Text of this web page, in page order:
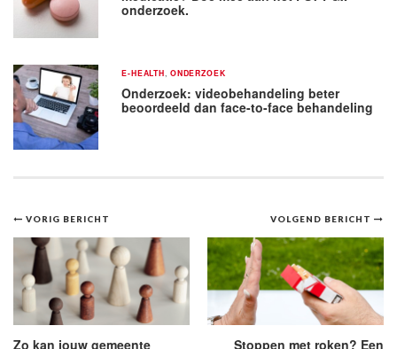
onderzoek.
E-HEALTH ONDERZOEK
Onderzoek: videobehandeling beter
beoordeeld dan face-to-face behandeling
Bericht
navigatie
VOLGEND BERICHT
Stoppen met roken? Een
VORIG BERICHT
Zo kan jouw gemeente